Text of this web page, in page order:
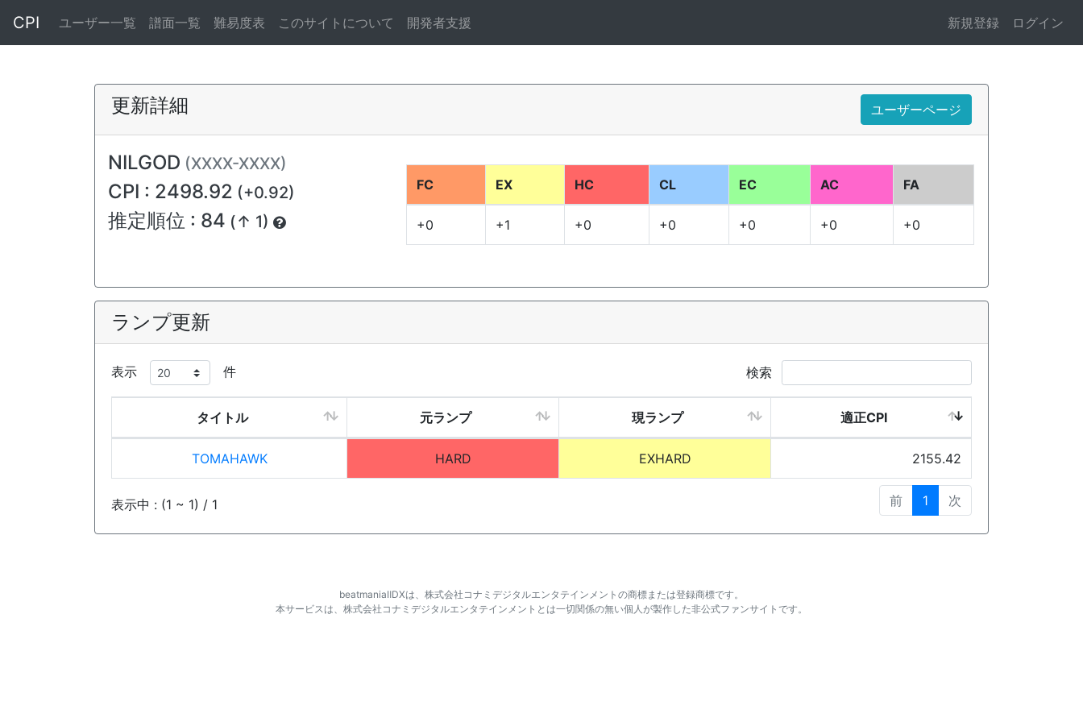
CPI ユーザー一覧 譜面一覧 難易度表 このサイトについて 開発者支援 新規登録 ログイン
更新詳細 ユーザーページ
NILGOD (XXXX-XXXX)
CPI : 2498.92 (+0.92)
推定順位 : 84 (↑ 1)
FC EX HC CL EC AC FA
+0 +1 +0 +0 +0 +0 +0
ランプ更新
表示 件 検索
タイトル 元ランプ 現ランプ 適正CPI
TOMAHAWK HARD EXHARD 2155.42
表示中 : (1 ~ 1) / 1 前 1 次
beatmaniaⅡDXは、株式会社コナミデジタルエンタテインメントの商標または登録商標です。
本サービスは、株式会社コナミデジタルエンタテインメントとは一切関係の無い個人が製作した非公式ファンサイトです。